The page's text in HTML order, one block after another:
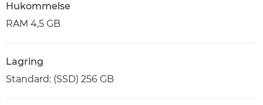
Hukommelse
RAM 4,5 GB
Lagring
Standard: (SSD) 256 GB